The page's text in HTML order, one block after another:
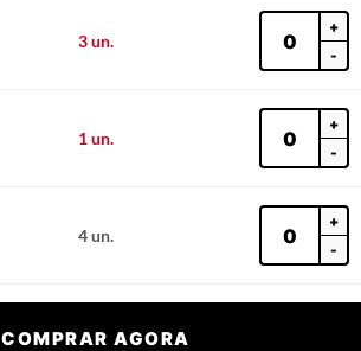
3 un.
+
-
1 un.
+
-
4 un.
+
-
COMPRAR AGORA